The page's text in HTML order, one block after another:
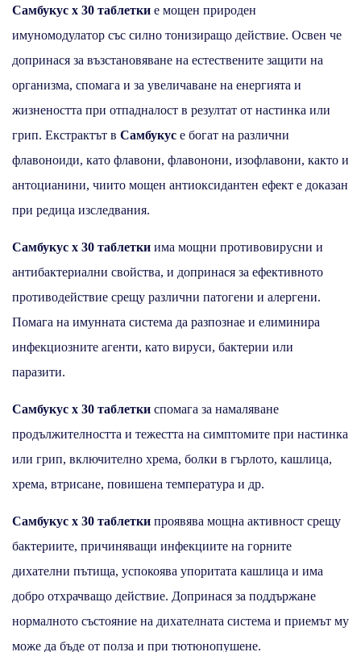
Самбукус x 30 таблетки е мощен природен
имуномодулатор със силно тонизиращо действие. Освен че
допринася за възстановяване на естествените защити на
организма, спомага и за увеличаване на енергията и
жизнеността при отпадналост в резултат от настинка или
грип. Екстрактът в Самбукус е богат на различни
флавоноиди, като флавони, флавонони, изофлавони, както и
антоцианини, чиито мощен антиоксидантен ефект е доказан
при редица изследвания.
Самбукус x 30 таблетки има мощни противовирусни и
антибактериални свойства, и допринася за ефективното
противодействие срещу различни патогени и алергени.
Помага на имунната система да разпознае и елиминира
инфекциозните агенти, като вируси, бактерии или
паразити.
Самбукус x 30 таблетки спомага за намаляване
продължителността и тежестта на симптомите при настинка
или грип, включително хрема, болки в гърлото, кашлица,
хрема, втрисане, повишена температура и др.
Самбукус x 30 таблетки проявява мощна активност срещу
бактериите, причиняващи инфекциите на горните
дихателни пътища, успокоява упоритата кашлица и има
добро отхрачващо действие. Допринася за поддържане
нормалното състояние на дихателната система и приемът му
може да бъде от полза и при тютюнопушене.